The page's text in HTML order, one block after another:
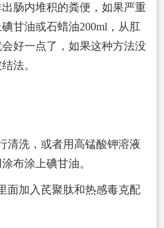
肠内堆积的粪便，如果严重
甘油或石蜡油200ml，从肛
好一点了，如果这种方法没
法。
洗，或者用高锰酸钾溶液
布涂上碘甘油。
加入芪聚肽和热感毒克配